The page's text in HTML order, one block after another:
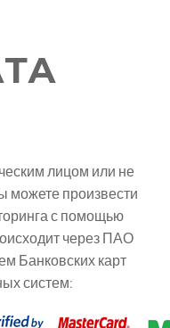
лицом или не
можете произвести
с помощью
через ПАО
Банковских карт
систем: